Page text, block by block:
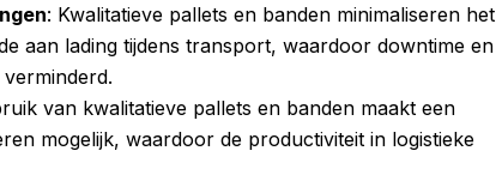
: Kwalitatieve pallets en banden minimaliseren het
aan lading tijdens transport, waardoor downtime en
van kwalitatieve pallets en banden maakt een
mogelijk, waardoor de productiviteit in logistieke